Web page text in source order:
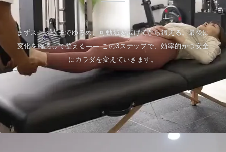
まずストレッチでゆるめ、可動域を広げてから鍛える。最後に
変化を確認して整える—— この3ステップで、効率的かつ安全
にカラダを変えていきます。